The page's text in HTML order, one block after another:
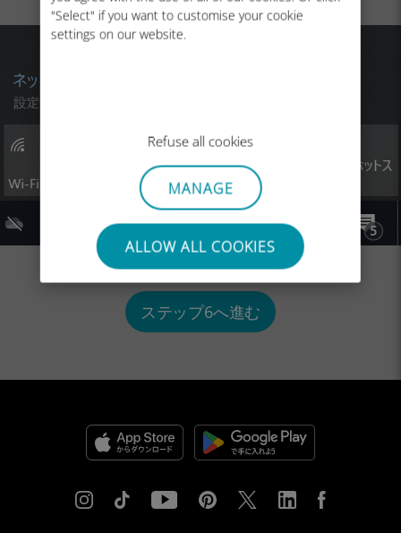
"Select" if you want to customise your cookie
settings on our website.
Refuse all cookies
MANAGE
ALLOW ALL COOKIES
ステップ6へ進む